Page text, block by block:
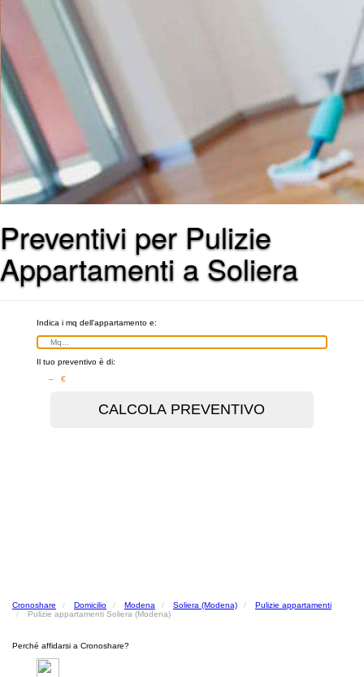
Preventivi per Pulizie
Appartamenti a Soliera
Indica i mq dell'appartamento e:
Il tuo preventivo è di:
– €
Cronoshare Domicilio Modena Soliera (Modena)
Pulizie appartamenti
Pulizie appartamenti Soliera (Modena)
Perché affidarsi a Cronoshare?